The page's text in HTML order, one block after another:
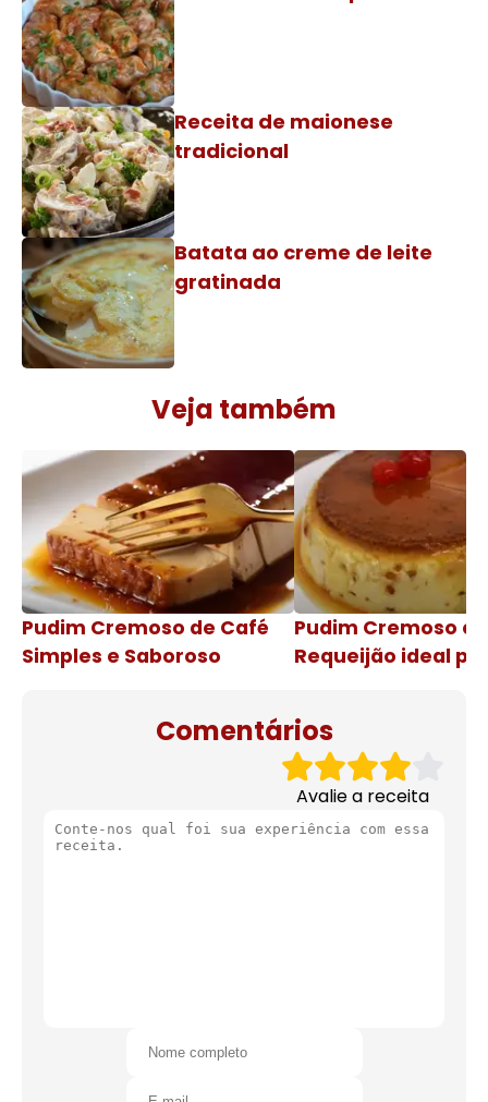
Receita de maionese
tradicional
Batata ao creme de leite
gratinada
Veja também
Pudim Cremoso de Café
Simples e Saboroso
Pudim Cremoso
Requeijão ideal
Comentários
Avalie a receita